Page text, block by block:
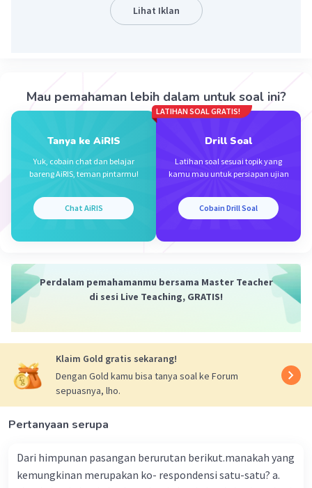
5.0(1) Balas
Lihat Iklan
Mau pemahaman lebih dalam untuk soal ini?
Tanya ke AiRIS
Yuk, cobain chat dan belajar
bareng AiRIS, teman pintarmu!
Chat AiRIS
LATIHAN SOAL GRATIS!
Drill Soal
Latihan soal sesuai topik yang
kamu mau untuk persiapan ujian
Cobain Drill Soal
Perdalam pemahamanmu bersama Master Teacher
di sesi Live Teaching, GRATIS!
Klaim Gold gratis sekarang!
Dengan Gold kamu bisa tanya soal ke Forum
sepuasnya, lho.
Pertanyaan serupa
Dari himpunan pasangan berurutan berikut.manakah yang
kemungkinan merupakan ko- respondensi satu-satu? a.